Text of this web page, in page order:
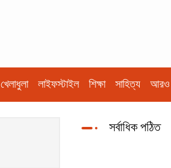
খেলাধুলা লাইফস্টাইল শিক্ষা সাহিত্য আরও
সর্বাধিক পঠিত